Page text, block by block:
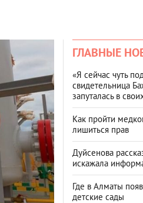
ГЛАВНЫЕ
«Я сейчас чуть
свидетельница
запуталась в
Как пройти
лишиться прав
Дуйсенова
искажала
Где в Алматы
детские сады